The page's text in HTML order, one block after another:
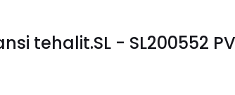
tehalit.SL - SL200552